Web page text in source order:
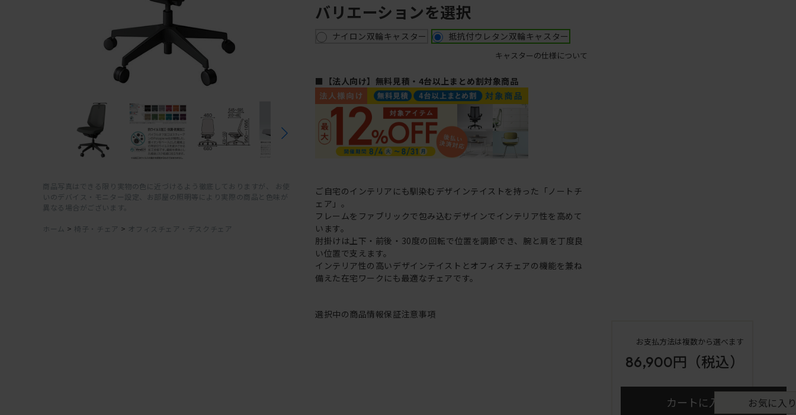
商品写真はできる限り実物の色に近づけるよう徹底しておりますが、 お使
いのデバイス・モニター設定、お部屋の照明等により実際の商品と色味が
異なる場合がございます。
ホーム > 椅子・チェア > オフィスチェア・デスクチェア
バリエーションを選択
ナイロン双輪キャスター 抵抗付ウレタン双輪キャスター
キャスターの仕様について
■【法人向け】無料見積・4台以上まとめ割対象商品
ご自宅のインテリアにも馴染むデザインテイストを持った「ノートチ
ェア」。
フレームをファブリックで包み込むデザインでインテリア性を高めて
います。
肘掛けは上下・前後・30度の回転で位置を調節でき、腕と肩を丁度良
い位置で支えます。
インテリア性の高いデザインテイストとオフィスチェアの機能を兼ね
備えた在宅ワークにも最適なチェアです。
選択中の商品情報保証注意事項
お支払方法は複数から選べます
86,900円 （税込）
カートに入れる お気に入